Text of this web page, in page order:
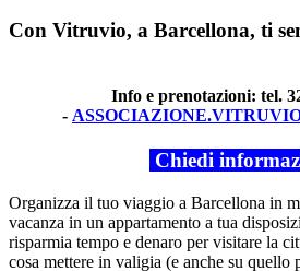
Con Vitruvio, a Barcellona, ti
Info e prenotazioni: tel.
-
Chiedi
Organizza il tuo viaggio a Barcellona in
vacanza in un appartamento a tua
risparmia tempo e denaro per visitare la
cosa mettere in valigia (e anche su quello